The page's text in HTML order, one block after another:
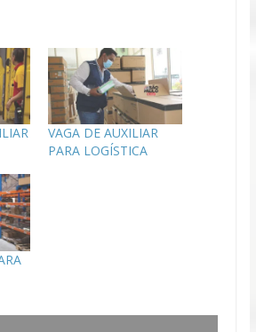
VAGA DE AUXILIAR
PARA LOGÍSTICA